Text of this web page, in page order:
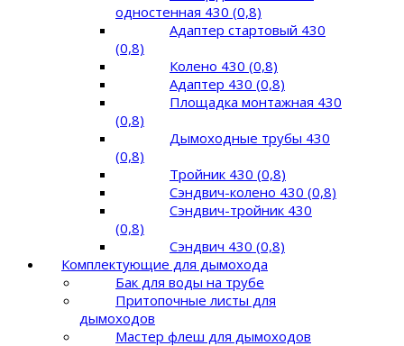
одностенная 430 (0,8)
Адаптер стартовый 430
(0,8)
Колено 430 (0,8)
Адаптер 430 (0,8)
Площадка монтажная 430
(0,8)
Дымоходные трубы 430
(0,8)
Тройник 430 (0,8)
Сэндвич-колено 430 (0,8)
Сэндвич-тройник 430
(0,8)
Сэндвич 430 (0,8)
Комплектующие для дымохода
Бак для воды на трубе
Притопочные листы для
дымоходов
Мастер флеш для дымоходов